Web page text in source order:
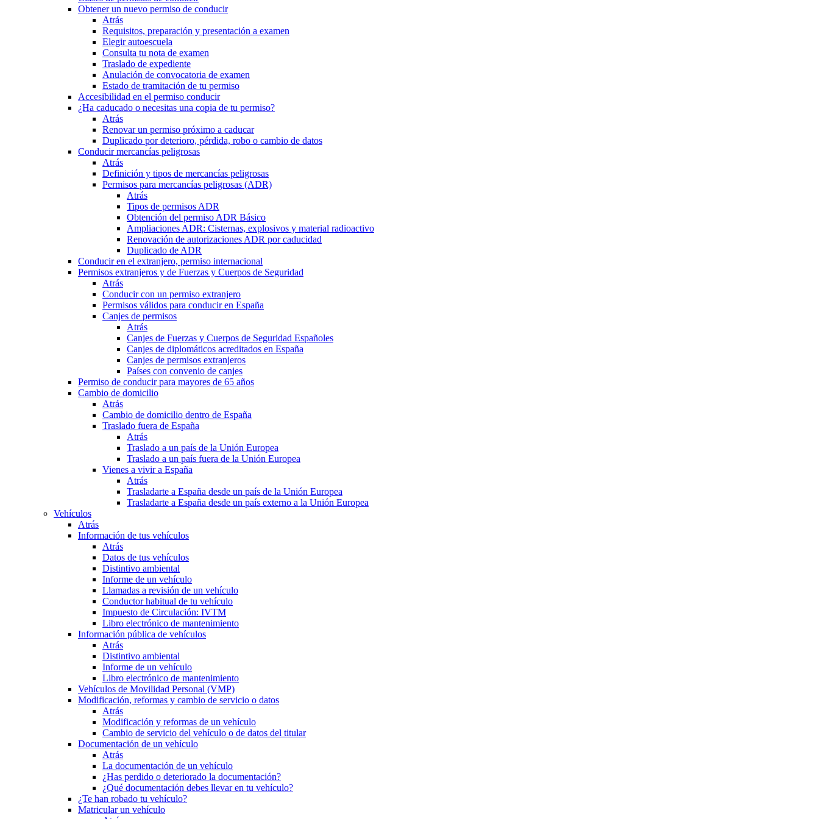
Obtener un nuevo permiso de conducir
Atrás
Requisitos, preparación y presentación a examen
Elegir autoescuela
Consulta tu nota de examen
Traslado de expediente
Anulación de convocatoria de examen
Estado de tramitación de tu permiso
Accesibilidad en el permiso conducir
¿Ha caducado o necesitas una copia de tu permiso?
Atrás
Renovar un permiso próximo a caducar
Duplicado por deterioro, pérdida, robo o cambio de datos
Conducir mercancías peligrosas
Atrás
Definición y tipos de mercancías peligrosas
Permisos para mercancías peligrosas (ADR)
Atrás
Tipos de permisos ADR
Obtención del permiso ADR Básico
Ampliaciones ADR: Cisternas, explosivos y material radioactivo
Renovación de autorizaciones ADR por caducidad
Duplicado de ADR
Conducir en el extranjero, permiso internacional
Permisos extranjeros y de Fuerzas y Cuerpos de Seguridad
Atrás
Conducir con un permiso extranjero
Permisos válidos para conducir en España
Canjes de permisos
Atrás
Canjes de Fuerzas y Cuerpos de Seguridad Españoles
Canjes de diplomáticos acreditados en España
Canjes de permisos extranjeros
Países con convenio de canjes
Permiso de conducir para mayores de 65 años
Cambio de domicilio
Atrás
Cambio de domicilio dentro de España
Traslado fuera de España
Atrás
Traslado a un país de la Unión Europea
Traslado a un país fuera de la Unión Europea
Vienes a vivir a España
Atrás
Trasladarte a España desde un país de la Unión Europea
Trasladarte a España desde un país externo a la Unión Europea
Vehículos
Atrás
Información de tus vehículos
Atrás
Datos de tus vehículos
Distintivo ambiental
Informe de un vehículo
Llamadas a revisión de un vehículo
Conductor habitual de tu vehículo
Impuesto de Circulación: IVTM
Libro electrónico de mantenimiento
Información pública de vehículos
Atrás
Distintivo ambiental
Informe de un vehículo
Libro electrónico de mantenimiento
Vehículos de Movilidad Personal (VMP)
Modificación, reformas y cambio de servicio o datos
Atrás
Modificación y reformas de un vehículo
Cambio de servicio del vehículo o de datos del titular
Documentación de un vehículo
Atrás
La documentación de un vehículo
¿Has perdido o deteriorado la documentación?
¿Qué documentación debes llevar en tu vehículo?
¿Te han robado tu vehículo?
Matricular un vehículo